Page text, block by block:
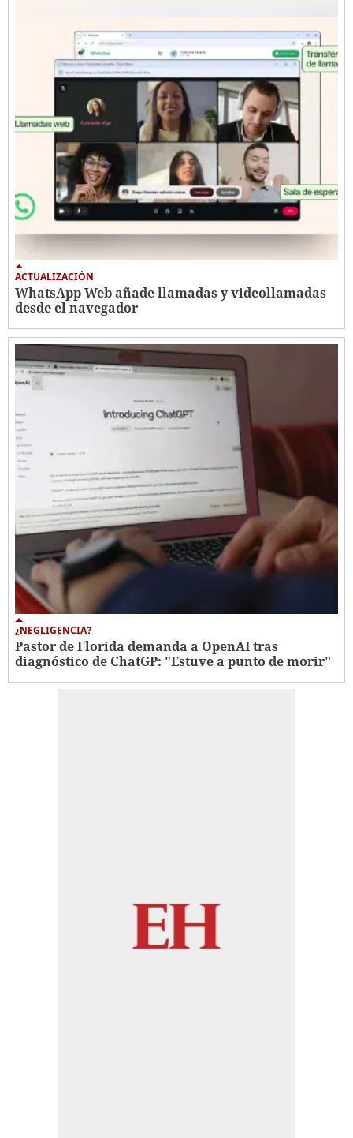
ACTUALIZACIÓN
WhatsApp Web añade llamadas y videollamadas
desde el navegador
¿NEGLIGENCIA?
Pastor de Florida demanda a OpenAI tras
diagnóstico de ChatGP: "Estuve a punto de morir"